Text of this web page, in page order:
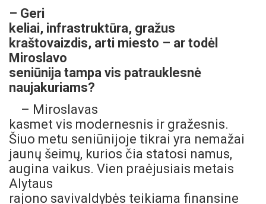
– Geri
keliai, infrastruktūra, gražus
kraštovaizdis, arti miesto – ar todėl
Miroslavo
seniūnija tampa vis patrauklesnė
naujakuriams?
– Miroslavas
kasmet vis modernesnis ir gražesnis.
Šiuo metu seniūnijoje tikrai yra nemažai
jaunų šeimų, kurios čia statosi namus,
augina vaikus. Vien praėjusiais metais
Alytaus
rajono savivaldybės teikiama finansine